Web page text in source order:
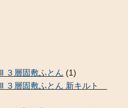
３層固敷ふとん (1)
３層固敷ふとん 新キルト